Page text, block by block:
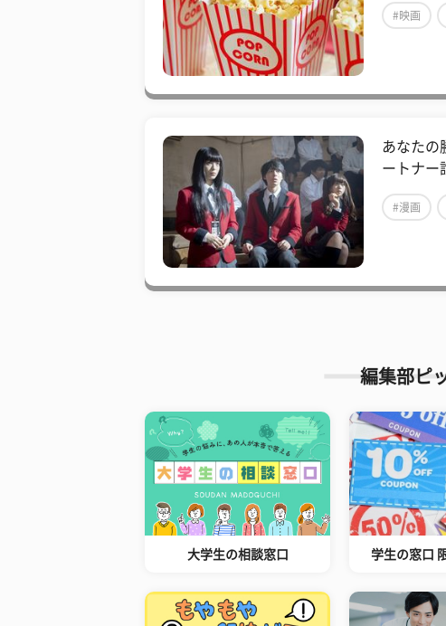
#映画
あなたの
ートナー
#漫画
編集部ピ
大学生の相談窓口 学生の窓口